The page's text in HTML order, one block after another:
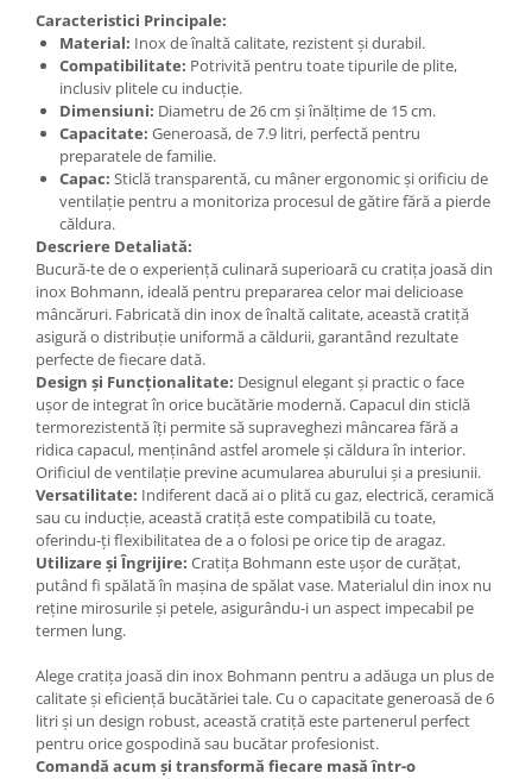
Caracteristici Principale:
Material: Inox de înaltă calitate, rezistent și durabil.
Compatibilitate: Potrivită pentru toate tipurile de plite,
inclusiv plitele cu inducție.
Dimensiuni: Diametru de 26 cm și înălțime de 15 cm.
Capacitate: Generoasă, de 7.9 litri, perfectă pentru
preparatele de familie.
Capac: Sticlă transparentă, cu mâner ergonomic și orificiu de
ventilație pentru a monitoriza procesul de gătire fără a pierde
căldura.
Descriere Detaliată:
Bucură-te de o experiență culinară superioară cu cratița joasă din
inox Bohmann, ideală pentru prepararea celor mai delicioase
mâncăruri. Fabricată din inox de înaltă calitate, această cratiță
asigură o distribuție uniformă a căldurii, garantând rezultate
perfecte de fiecare dată.
Design și Funcționalitate: Designul elegant și practic o face
ușor de integrat în orice bucătărie modernă. Capacul din sticlă
termorezistentă îți permite să supraveghezi mâncarea fără a
ridica capacul, menținând astfel aromele și căldura în interior.
Orificiul de ventilație previne acumularea aburului și a presiunii.
Versatilitate: Indiferent dacă ai o plită cu gaz, electrică, ceramică
sau cu inducție, această cratiță este compatibilă cu toate,
oferindu-ți flexibilitatea de a o folosi pe orice tip de aragaz.
Utilizare și Îngrijire: Cratița Bohmann este ușor de curățat,
putând fi spălată în mașina de spălat vase. Materialul din inox nu
reține mirosurile și petele, asigurându-i un aspect impecabil pe
termen lung.
Alege cratița joasă din inox Bohmann pentru a adăuga un plus de
calitate și eficiență bucătăriei tale. Cu o capacitate generoasă de 6
litri și un design robust, această cratiță este partenerul perfect
pentru orice gospodină sau bucătar profesionist.
Comandă acum și transformă fiecare masă într-o